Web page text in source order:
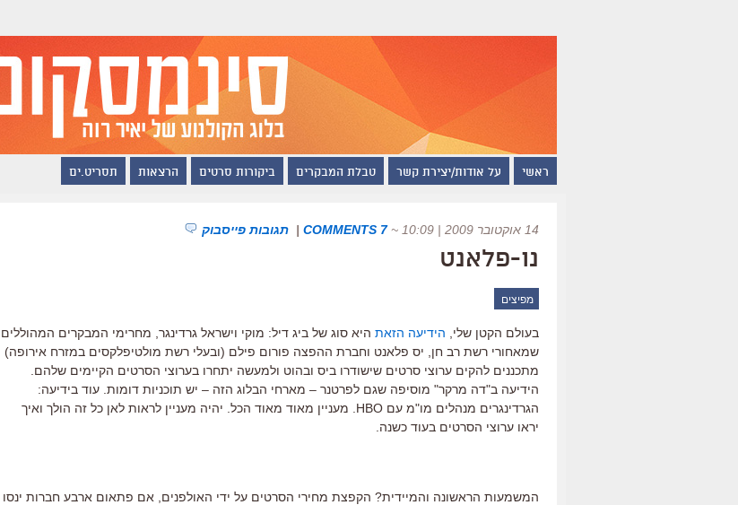
ראשי על אודות/יצירת קשר טבלת המבקרים ביקורות סרטים הרצאות תסריט.ים
14 אוקטובר 2009 | 10:09 ~
7 COMMENTS
| תגובות פייסבוק
נו-פלאנט
מפיצים
בעולם הקטן שלי, הידיעה הזאת היא סוג של ביג דיל: מוקי וישראל גרדינגר, מחרימי המבקרים המהוללים
שמאחורי רשת רב חן, יס פלאנט וחברת ההפצה פורום פילם (ובעלי רשת מולטיפלקסים במזרח אירופה)
מתכננים להקים ערוצי סרטים שישודרו ביס ובהוט ולמעשה יתחרו בערוצי הסרטים הקיימים שלהם.
הידיעה ב"דה מרקר" מוסיפה שגם לפרטנר – מארחי הבלוג הזה – יש תוכניות דומות. עוד בידיעה:
הגרדינגרים מנהלים מו"מ עם HBO. מעניין מאוד מאוד הכל. יהיה מעניין לראות לאן כל זה הולך ואיך
יראו ערוצי הסרטים בעוד כשנה.
המשמעות הראשונה והמיידית? הקפצת מחירי הסרטים על ידי האולפנים, אם פתאום ארבע חברות ינסו